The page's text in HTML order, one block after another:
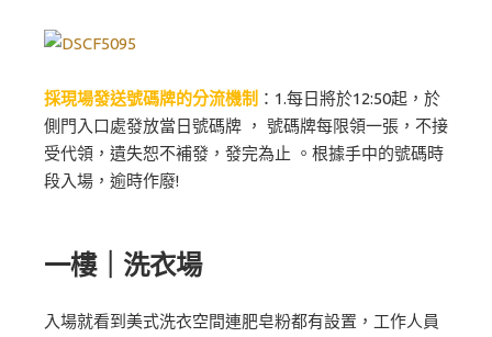
採現場發送號碼牌的分流機制 ：1.每日將於12:50起，於
側門入口處發放當日號碼牌 ， 號碼牌每限領一張，不接
受代領，遺失恕不補發，發完為止 。根據手中的號碼時
段入場，逾時作廢!
一樓｜洗衣場
入場就看到美式洗衣空間連肥皂粉都有設置，工作人員